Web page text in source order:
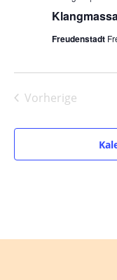
Freudenstadt
Vorherige